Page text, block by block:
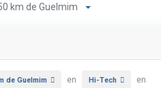
km de Guelmim
de Guelmim en Hi-Tech en